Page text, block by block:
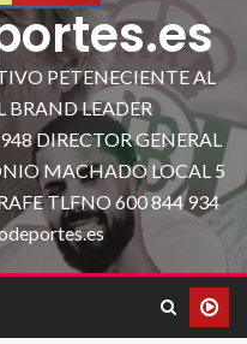
PETENECIENTE AL
BRAND LEADER
DIRECTOR GENERAL
MACHADO LOCAL 5
TLFNO 600 844 934